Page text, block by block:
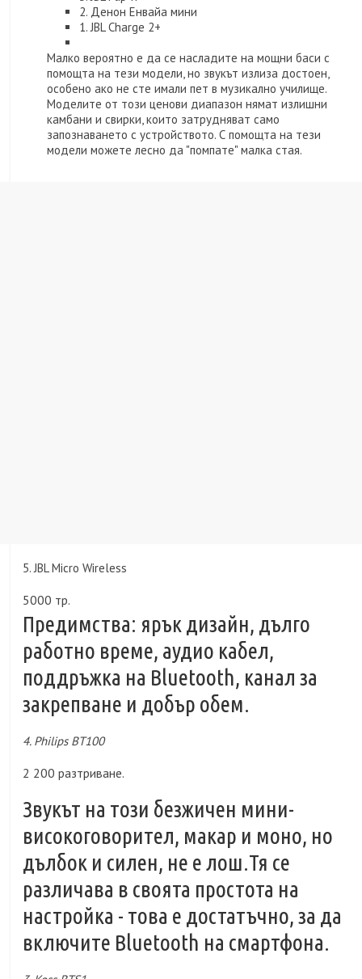
2. Денон Енвайа мини
1. JBL Charge 2+
Малко вероятно е да се насладите на мощни баси с
помощта на тези модели, но звукът излиза достоен,
особено ако не сте имали пет в музикално училище.
Моделите от този ценови диапазон нямат излишни
камбани и свирки, които затрудняват само
запознаването с устройството. С помощта на тези
модели можете лесно да "помпате" малка стая.
5. JBL Micro Wireless
5000 тр.
Предимства: ярък дизайн, дълго
работно време, аудио кабел,
поддръжка на Bluetooth, канал за
закрепване и добър обем.
4. Philips BT100
2 200 разтриване.
Звукът на този безжичен мини-
високоговорител, макар и моно, но
дълбок и силен, не е лош.Тя се
различава в своята простота на
настройка - това е достатъчно, за да
включите Bluetooth на смартфона.